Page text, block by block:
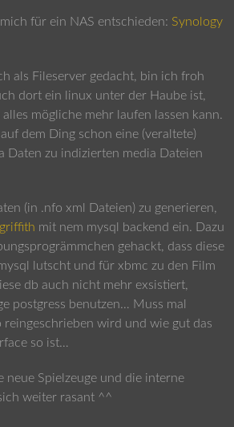
für ein NAS entschieden: Synology
als Fileserver gedacht, bin ich froh
dort ein linux unter der Haube ist,
mögliche mehr laufen lassen kann.
dem Ding schon eine (veraltete)
Daten zu indizierten media Dateien
(in .nfo xml Dateien) zu generieren,
griffith mit nem mysql backend ein. Dazu
gehackt, dass diese
lutscht und für xbmc zu den Film
db auch nicht mehr exsistiert,
postgress benutzen… Muss mal
reingeschrieben wird und wie gut das
so ist…
neue Spielzeuge und die interne
weiter rasant ^^